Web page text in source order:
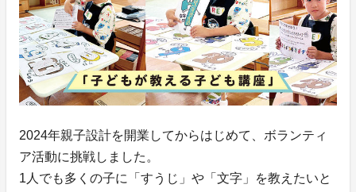
2024年親子設計を開業してからはじめて、ボランティ
ア活動に挑戦しました。
1人でも多くの子に「すうじ」や「文字」を教えたいと